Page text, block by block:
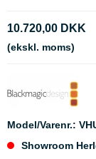
10.720,00 DKK
(ekskl. moms)
Model/Varenr.:
Showroom